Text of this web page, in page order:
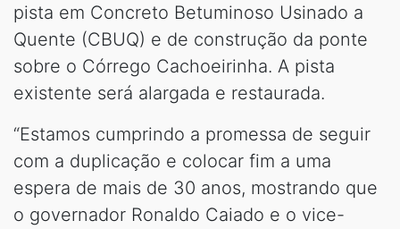
pista em Concreto Betuminoso Usinado a
Quente (CBUQ) e de construção da ponte
sobre o Córrego Cachoeirinha. A pista
existente será alargada e restaurada.
“Estamos cumprindo a promessa de seguir
com a duplicação e colocar fim a uma
espera de mais de 30 anos, mostrando que
o governador Ronaldo Caiado e o vice-